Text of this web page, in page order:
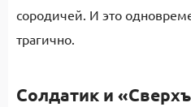
сородичей. И это
трагично.
Солдатик и